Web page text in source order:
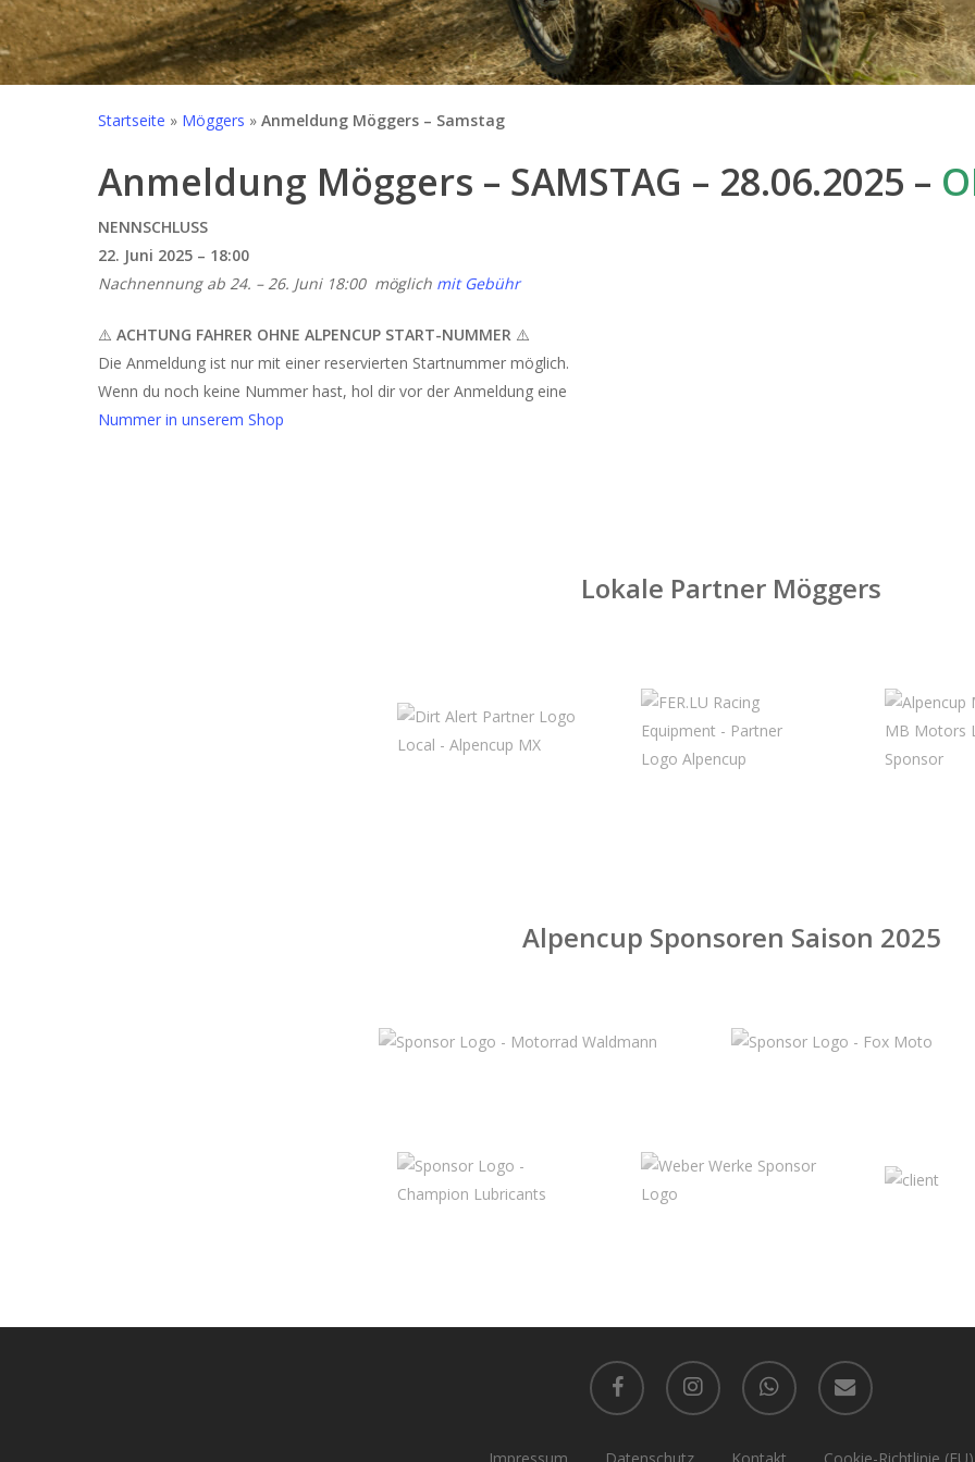
Startseite » Möggers » Anmeldung Möggers – Samstag
Anmeldung Möggers – SAMSTAG – 28.06.2025 –
NENNSCHLUSS
22. Juni 2025 – 18:00
Nachnennung ab 24. – 26. Juni 18:00 möglich mit Gebühr
⚠️ACHTUNG FAHRER OHNE ALPENCUP START-NUMMER ⚠️
Die Anmeldung ist nur mit einer reservierten Startnummer möglich.
Wenn du noch keine Nummer hast, hol dir vor der Anmeldung eine
Nummer in unserem Shop
Lokale Partner Möggers
Alpencup Sponsoren Saison 2025
facebook instagram whatsapp email